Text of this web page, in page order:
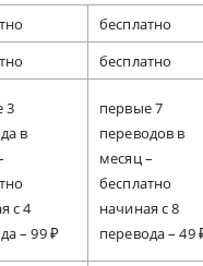
бесплатно
бесплатно
3
в
с 4
– 99 ₽
первые 7
переводов в
месяц –
бесплатно
начиная с 8
перевода – 49